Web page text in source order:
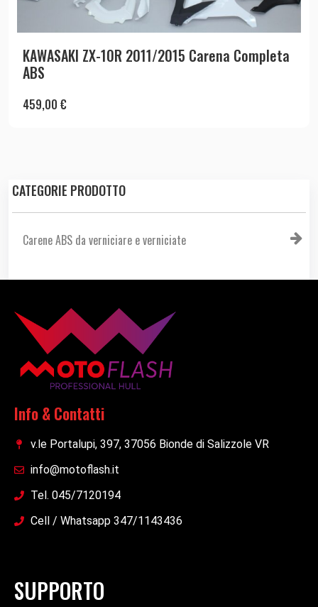
CATEGORIE PRODOTTO
Carene ABS da verniciare e verniciate
KAWASAKI ZX-10R 2011/2015 Carena Completa
ABS
459,00 €
Info & Contatti
v.le Portalupi, 397, 37056 Bionde di Salizzole VR
info@motoflash.it
Tel. 045/7120194
Cell / Whatsapp 347/1143436
SUPPORTO